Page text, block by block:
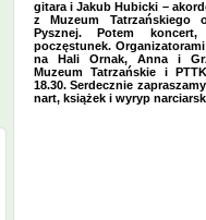
gitara i Jakub Hubicki –
z Muzeum Tatrzańskiego
Pysznej. Potem
poczęstunek.
na Hali Ornak, Anna i
Muzeum Tatrzańskie i
18.30. Serdecznie
nart, książek i wyryp